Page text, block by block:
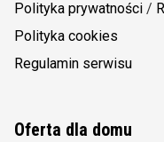
Polityka prywatności /
Polityka cookies
Regulamin serwisu
Oferta dla domu